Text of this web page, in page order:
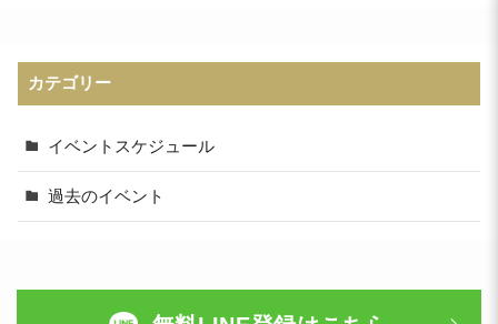
カテゴリー
イベントスケジュール
過去のイベント